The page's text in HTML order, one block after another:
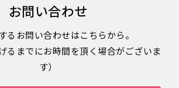
お問い合わせ
るお問い合わせはこちらから。
るまでにお時間を頂く場合がございま
す）